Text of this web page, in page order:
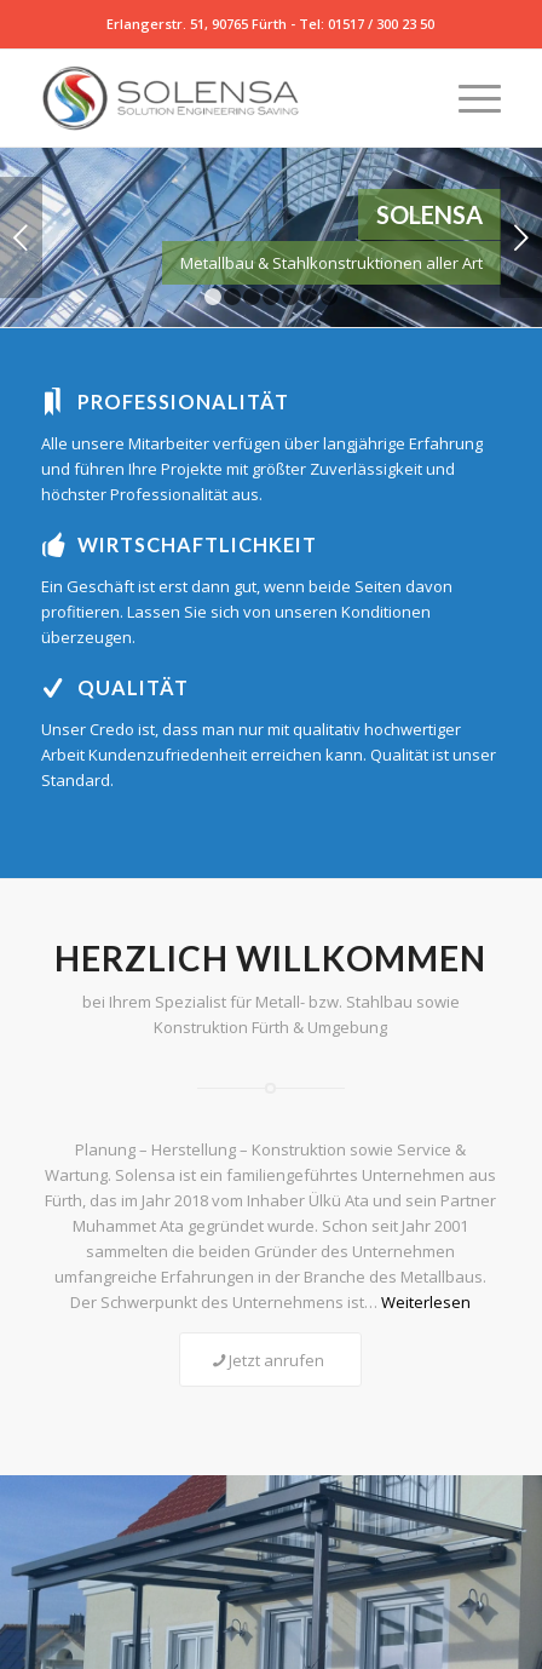
Erlangerstr. 51, 90765 Fürth - Tel: 01517 / 300 23 50
SOLENSA
Metallbau & Stahlkonstruktionen aller Art
Weiter
2 3 4 6 7
PROFESSIONALITÄT
Alle unsere Mitarbeiter verfügen über langjährige Erfahrung
und führen Ihre Projekte mit größter Zuverlässigkeit und
höchster Professionalität aus.
WIRTSCHAFTLICHKEIT
Ein Geschäft ist erst dann gut, wenn beide Seiten davon
profitieren. Lassen Sie sich von unseren Konditionen
überzeugen.
QUALITÄT
Unser Credo ist, dass man nur mit qualitativ hochwertiger
Arbeit Kundenzufriedenheit erreichen kann. Qualität ist unser
Standard.
HERZLICH WILLKOMMEN
bei Ihrem Spezialist für Metall- bzw. Stahlbau sowie
Konstruktion Fürth & Umgebung
Planung – Herstellung – Konstruktion sowie Service &
Wartung. Solensa ist ein familiengeführtes Unternehmen aus
Fürth, das im Jahr 2018 vom Inhaber Ülkü Ata und sein Partner
Muhammet Ata gegründet wurde. Schon seit Jahr 2001
sammelten die beiden Gründer des Unternehmen
umfangreiche Erfahrungen in der Branche des Metallbaus.
Der Schwerpunkt des Unternehmens ist…Weiterlesen
Jetzt anrufen